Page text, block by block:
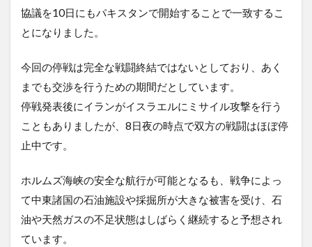
協議を10日にもパキスタンで開始することで一致するこ
とになりました。
今回の停戦は完全な戦闘終結ではないとしており、あく
までも交渉を行うための期間だとしています。
停戦発表後にイランがイスラエルにミサイル攻撃を行う
こともありましたが、8日夜の時点で双方の戦闘はほぼ停
止中です。
ホルムズ海峡の安全な航行が可能となるも、戦争によっ
て中東諸国の石油施設や採掘所が大きな被害を受け、石
油や天然ガスの不足状態はしばらく継続すると予想され
ています。